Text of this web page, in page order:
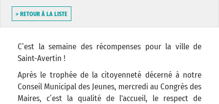
> RETOUR À LA LISTE
C’est la semaine des récompenses pour la ville de
Saint-Avertin !
Après le trophée de la citoyenneté décerné à notre
Conseil Municipal des Jeunes, mercredi au Congrès des
Maires, c’est la qualité de l'accueil, le respect de